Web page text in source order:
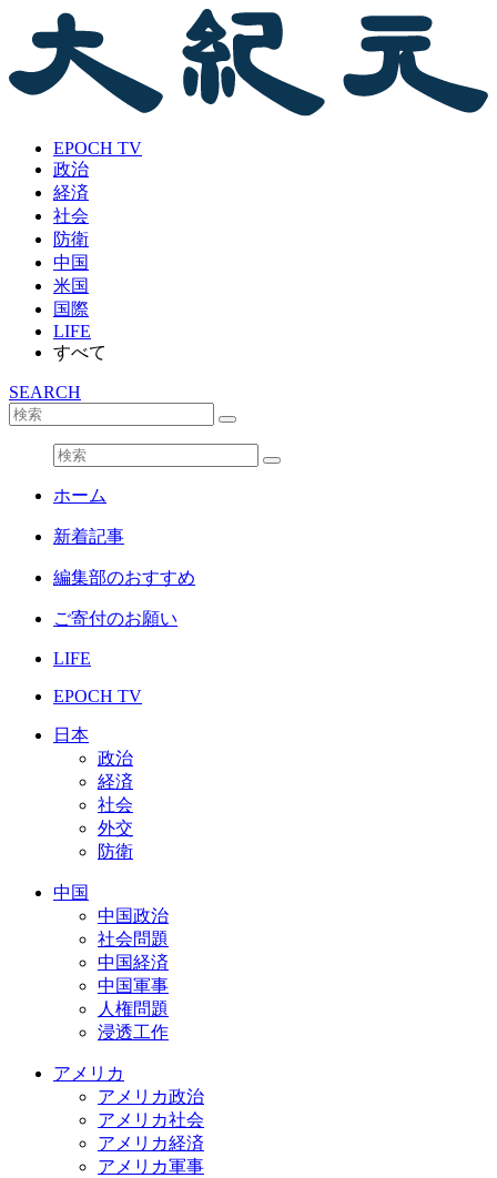
EPOCH TV
政治
経済
社会
防衛
中国
米国
国際
LIFE
すべて
SEARCH
ホーム
新着記事
編集部のおすすめ
ご寄付のお願い
LIFE
EPOCH TV
日本
政治
経済
社会
外交
防衛
中国
中国政治
社会問題
中国経済
中国軍事
人権問題
浸透工作
アメリカ
アメリカ政治
アメリカ社会
アメリカ経済
アメリカ軍事